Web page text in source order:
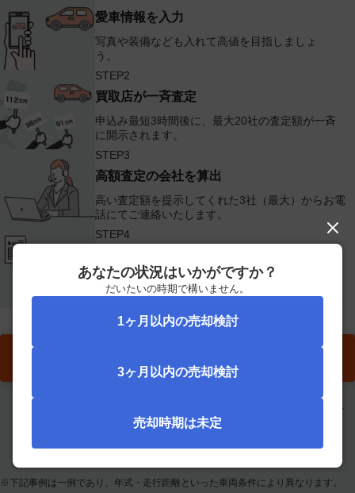
愛車情報を入力
写真や装備なども入れて高値を目指しましょ
う。
STEP2
買取店が一斉査定
申込み最短3時間後に、最大20社の査定額が一斉
に開示されます。
STEP3
高額査定の会社を算出
高い査定額を提示してくれた3社（最大）からお電
話にてご連絡いたします。
STEP4
現車確認後、金額に納得できたらあとは売却の手
続きを進めるだけ！
カンタン! ネット車査定! 45秒で入力完了!!
買取実績の多い自動車のランキングで
す。
※下記事例は一例であり、年式・走行距離といった車両条件により異なります。
あなたの状況はいかがですか？
だいたいの時期で構いません。
1ヶ月以内の売却検討
3ヶ月以内の売却検討
売却時期は未定